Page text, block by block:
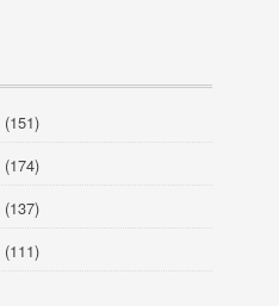
(151)
(174)
(137)
(111)